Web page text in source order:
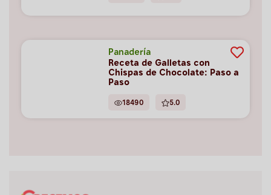
Panadería
Receta de Galletas con
Chispas de Chocolate: Paso a
Paso
18490 5.0